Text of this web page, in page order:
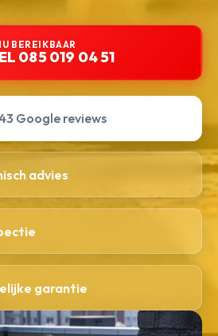
BEREIKBAAR
085 019 04 51
Google reviews
advies
garantie